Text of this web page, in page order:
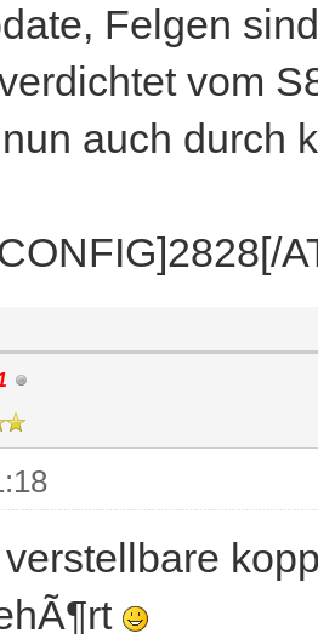
Felgen
vom
auch durch